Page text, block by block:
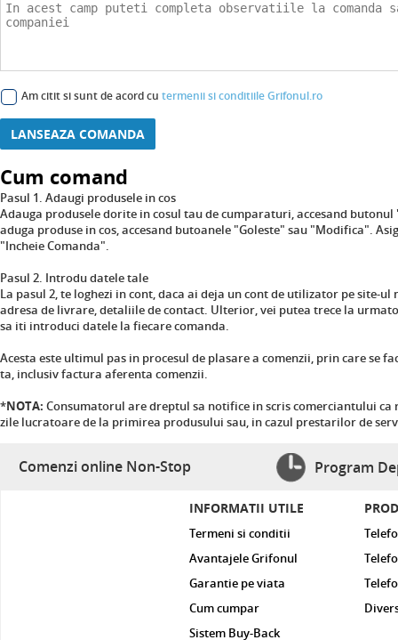
Am citit si sunt de acord cu termenii si conditiile Grifonul.ro
LANSEAZA COMANDA
Cum comand
Pasul 1. Adaugi produsele in cos
Adauga produsele dorite in cosul tau de cumparaturi, accesand
aduga produse in cos, accesand butoanele "Goleste" sau "Modifica".
"Incheie Comanda".
Pasul 2. Introdu datele tale
La pasul 2, te loghezi in cont, daca ai deja un cont de utilizator pe site-
adresa de livrare, detaliile de contact. Ulterior, vei putea trece la
sa iti introduci datele la fiecare comanda.
Acesta este ultimul pas in procesul de plasare a comenzii, prin care
ta, inclusiv factura aferenta comenzii.
*NOTA: Consumatorul are dreptul sa notifice in scris comerciantului
zile lucratoare de la primirea produsului sau, in cazul prestarilor de
Comenzi online Non-Stop Program
INFORMATII UTILE
Termeni si conditii
Avantajele Grifonul
Garantie pe viata
Cum cumpar
Sistem Buy-Back